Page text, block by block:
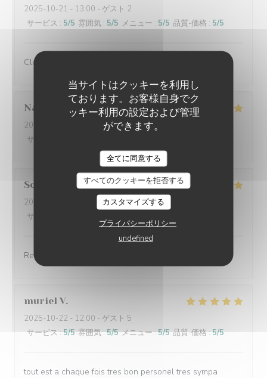
当サイトはクッキーを利用し
ております。お客様自身でク
ッキー利用の設定および管理
ができます。
全てに同意する
すべてのクッキーを拒否する
カスタマイズする
プライバシーポリシー
undefined
2025-10-21 - 13:00 - ゲスト 2
サービス : 5/5 雰囲気 : 5/5 メニュー : 5/5 品質-価格 : 5/5
Client fidèle et jamais déçu
Nathalie F
2025-10-20
- 12:00 - ゲスト 3
サービス
Solange
2025-10-22
- 12:30 - ゲスト 2
サービス
Repas excellent, serveuses très gracieuses
muriel V
2025-10-22 - 12:00 - ゲスト 5
サービス:5/5 雰囲気:5/5 メニュー:5/5 品質-価格:5/5
tout est a chaque fois tres bon personel tres sympa